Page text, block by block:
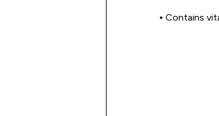
• Contains